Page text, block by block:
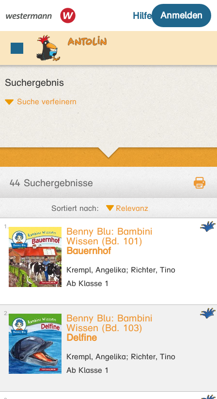
Suchergebnis
Suche verfeinern
44 Suchergebnisse
Sortiert nach:
Benny Blu: Bambini
Wissen (Bd. 101)
Bauernhof
Krempl, Angelika; Richter, Tino
Ab Klasse 1
Benny Blu: Bambini
Wissen (Bd. 103)
Delfine
Krempl, Angelika; Richter, Tino
Ab Klasse 1